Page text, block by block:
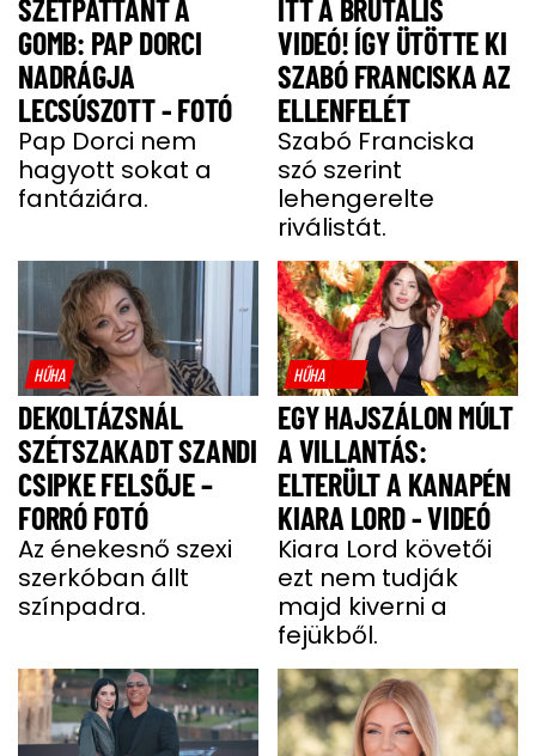
SZÉTPATTANT A
GOMB: PAP DORCI
NADRÁGJA
LECSÚSZOTT - FOTÓ
Pap Dorci nem
hagyott sokat a
fantáziára.
ITT A BRUTÁLIS
VIDEÓ! ÍGY ÜTÖTTE KI
SZABÓ FRANCISKA AZ
ELLENFELÉT
Szabó Franciska
szó szerint
lehengerelte
riválistát.
HŰHA
DEKOLTÁZSNÁL
SZÉTSZAKADT SZANDI
CSIPKE FELSŐJE –
FORRÓ FOTÓ
Az énekesnő szexi
szerkóban állt
színpadra.
HŰHA
EGY HAJSZÁLON MÚLT
A VILLANTÁS:
ELTERÜLT A KANAPÉN
KIARA LORD - VIDEÓ
Kiara Lord követői
ezt nem tudják
majd kiverni a
fejükből.